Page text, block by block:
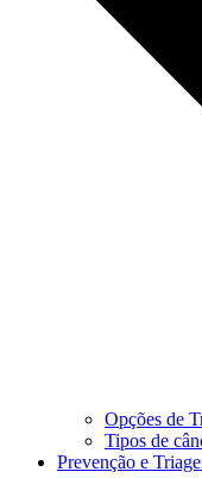
Opções de
Tipos de
Prevenção e